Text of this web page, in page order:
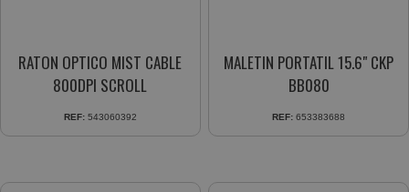
RATON OPTICO MIST CABLE
800DPI SCROLL
REF: 543060392
MALETIN PORTATIL 15.6" CKP
BB080
REF: 653383688